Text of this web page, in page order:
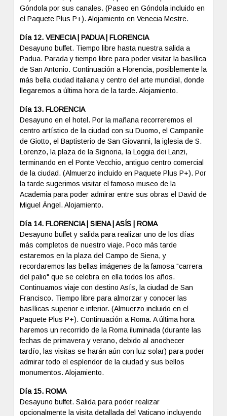
Góndola por sus canales. (Paseo en Góndola incluido en
el Paquete Plus P+). Alojamiento en Venecia Mestre.
Día 12. VENECIA | PADUA | FLORENCIA
Desayuno buffet. Tiempo libre hasta nuestra salida a
Padua. Parada y tiempo libre para poder visitar la basílica
de San Antonio. Continuación a Florencia, posiblemente la
más bella ciudad italiana y centro del arte mundial, donde
llegaremos a última hora de la tarde. Alojamiento.
Día 13. FLORENCIA
Desayuno en el hotel. Por la mañana recorreremos el
centro artístico de la ciudad con su Duomo, el Campanile
de Giotto, el Baptisterio de San Giovanni, la iglesia de S.
Lorenzo, la plaza de la Signoria, la Loggia dei Lanzi,
terminando en el Ponte Vecchio, antiguo centro comercial
de la ciudad. (Almuerzo incluido en Paquete Plus P+). Por
la tarde sugerimos visitar el famoso museo de la
Academia para poder admirar entre sus obras el David de
Miguel Ángel. Alojamiento.
Día 14. FLORENCIA | SIENA | ASÍS | ROMA
Desayuno buffet y salida para realizar uno de los días
más completos de nuestro viaje. Poco más tarde
estaremos en la plaza del Campo de Siena, y
recordaremos las bellas imágenes de la famosa "carrera
del palio" que se celebra en ella todos los años.
Continuamos viaje con destino Asís, la ciudad de San
Francisco. Tiempo libre para almorzar y conocer las
basílicas superior e inferior. (Almuerzo incluido en el
Paquete Plus P+). Continuación a Roma. A última hora
haremos un recorrido de la Roma iluminada (durante las
fechas de primavera y verano, debido al anochecer
tardío, las visitas se harán aún con luz solar) para poder
admirar todo el esplendor de la ciudad y sus bellos
monumentos. Alojamiento.
Día 15. ROMA
Desayuno buffet. Salida para poder realizar
opcionalmente la visita detallada del Vaticano incluyendo